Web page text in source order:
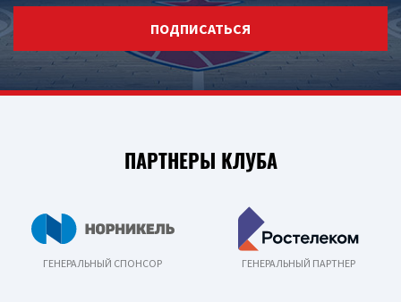
ПОДПИСАТЬСЯ
ПАРТНЕРЫ КЛУБА
ГЕНЕРАЛЬНЫЙ СПОНСОР ГЕНЕРАЛЬНЫЙ ПАРТНЕР